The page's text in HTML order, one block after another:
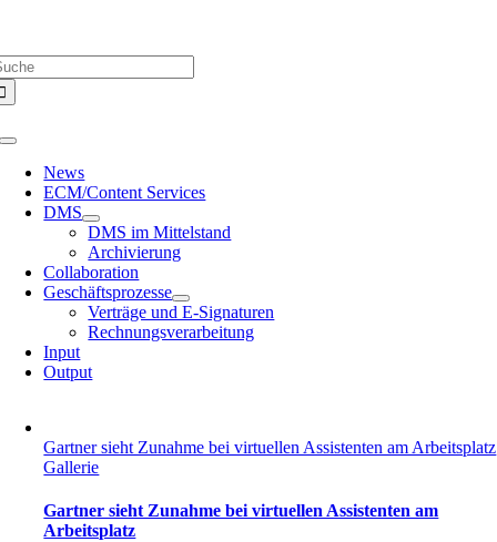
springen
Toggle
Navigation
News
ECM/Content Services
DMS
DMS im Mittelstand
Archivierung
Collaboration
Geschäftsprozesse
Verträge und E-Signaturen
Rechnungsverarbeitung
Input
Output
Gartner sieht Zunahme bei virtuellen Assistenten am Arbeitsplatz
Gallerie
Gartner sieht Zunahme bei virtuellen Assistenten am
Arbeitsplatz